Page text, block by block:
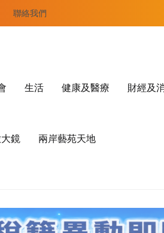
聯絡我們
生活 健康及醫療 財經及
鏡 兩岸藝苑天地